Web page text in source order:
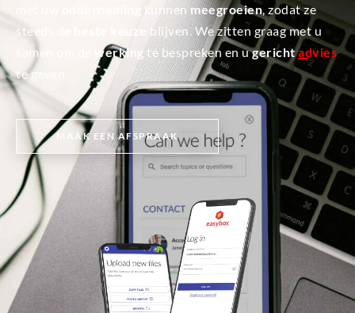
kunnenmeegroeien, zodat ze
steeds de
beste keuze
blijven. We zitten graag met u
samen om de
werkingte bespreken en ugerichtadvies
te geven.
MAAK EEN AFSPRAAK